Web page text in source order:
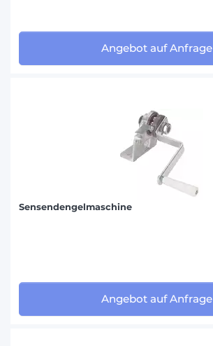
Angebot auf Anfrage
Sensendengelmaschine
Angebot auf Anfrage